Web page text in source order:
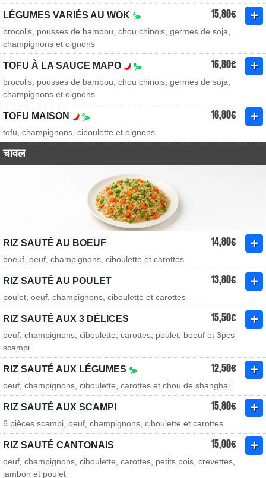
LÉGUMES VARIÉS AU WOK 15,80€
brocolis, pousses de bambou, chou chinois, germes de soja,
champignons et oignons
TOFU À LA SAUCE MAPO 16,80€
brocolis, pousses de bambou, chou chinois, germes de soja,
champignons et oignons
TOFU MAISON 16,80€
tofu, champignons, ciboulette et oignons
चावल
RIZ SAUTÉ AU BOEUF 14,80€
boeuf, oeuf, champignons, ciboulette et carottes
RIZ SAUTÉ AU POULET 13,80€
poulet, oeuf, champignons, ciboulette et carottes
RIZ SAUTÉ AUX 3 DÉLICES 15,50€
oeuf, champignons, ciboulette, carottes, poulet, boeuf et 3pcs
scampi
RIZ SAUTÉ AUX LÉGUMES 12,50€
oeuf, champignons, ciboulette, carottes et chou de shanghai
RIZ SAUTÉ AUX SCAMPI 15,80€
6 pièces scampi, oeuf, champignons, ciboulette et carottes
RIZ SAUTÉ CANTONAIS 15,00€
oeuf, champignons, ciboulette, carottes, petits pois, crevettes,
jambon et poulet